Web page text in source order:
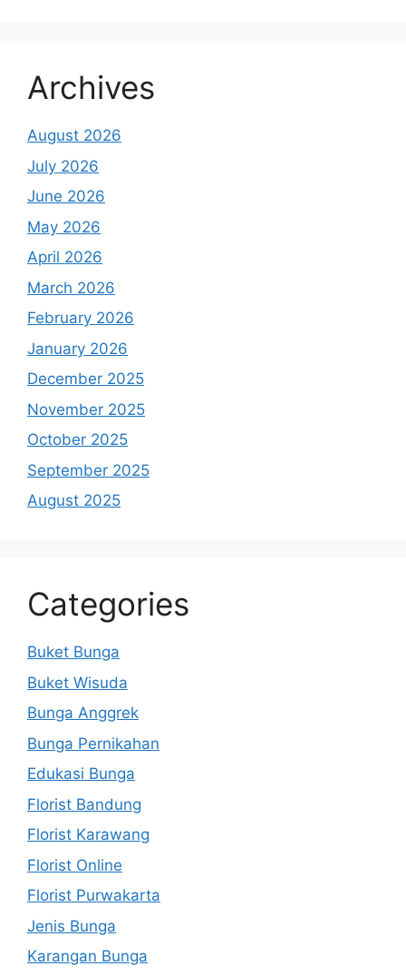
Archives
August 2026
July 2026
June 2026
May 2026
April 2026
March 2026
February 2026
January 2026
December 2025
November 2025
October 2025
September 2025
August 2025
Categories
Buket Bunga
Buket Wisuda
Bunga Anggrek
Bunga Pernikahan
Edukasi Bunga
Florist Bandung
Florist Karawang
Florist Online
Florist Purwakarta
Jenis Bunga
Karangan Bunga